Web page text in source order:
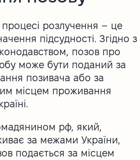
розлучення – це
підсудності. Згідно з
позов про
може бути поданий за
позивача або за
місцем проживання
рф, який,
за межами України,
подається за місцем